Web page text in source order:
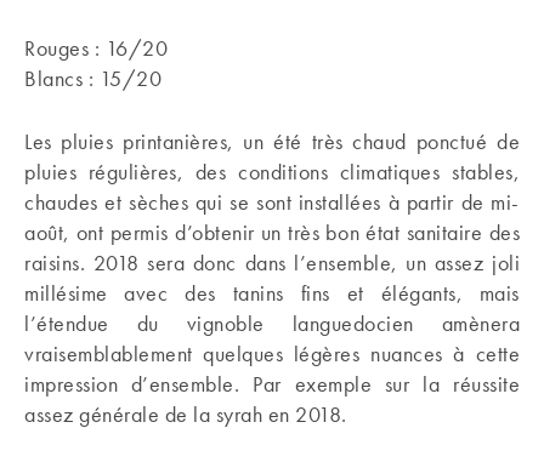
Rouges : 16/20
Blancs : 15/20
Les pluies printanières, un été très chaud ponctué de
pluies régulières, des conditions climatiques stables,
chaudes et sèches qui se sont installées à partir de mi-
août, ont permis d’obtenir un très bon état sanitaire des
raisins. 2018 sera donc dans l’ensemble, un assez joli
millésime avec des tanins fins et élégants, mais
l’étendue du vignoble languedocien amènera
vraisemblablement quelques légères nuances à cette
impression d’ensemble. Par exemple sur la réussite
assez générale de la syrah en 2018.